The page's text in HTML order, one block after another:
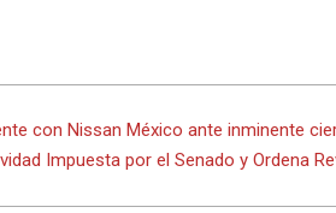
con Nissan México ante inminente
Impuesta por el Senado y Ordena